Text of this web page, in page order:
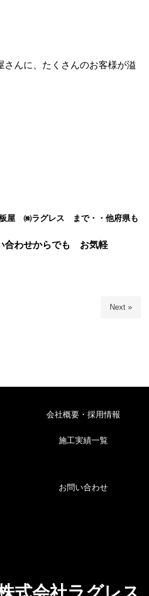
さんに、たくさんのお客様が溢
屋 ㈱ラグレス まで・・他府県も
合わせからでも お気軽
Next »
会社概要・採用情報
施工実績一覧
お問い合わせ